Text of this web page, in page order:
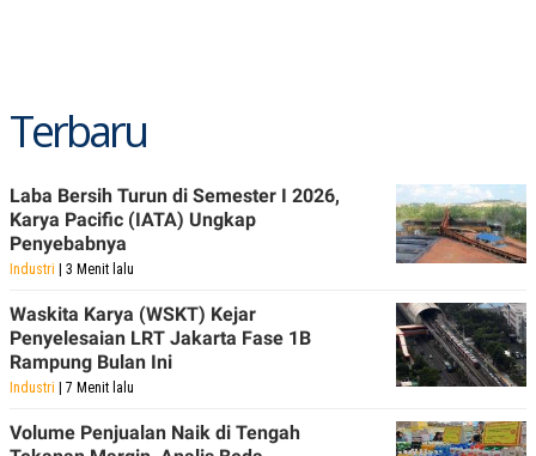
Terbaru
Laba Bersih Turun di Semester I 2026,
Karya Pacific (IATA) Ungkap
Penyebabnya
Industri | 3 Menit lalu
Waskita Karya (WSKT) Kejar
Penyelesaian LRT Jakarta Fase 1B
Rampung Bulan Ini
Industri | 7 Menit lalu
Volume Penjualan Naik di Tengah